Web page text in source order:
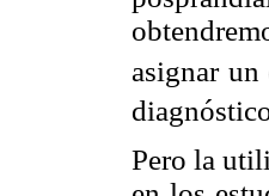
asignar
Pero la